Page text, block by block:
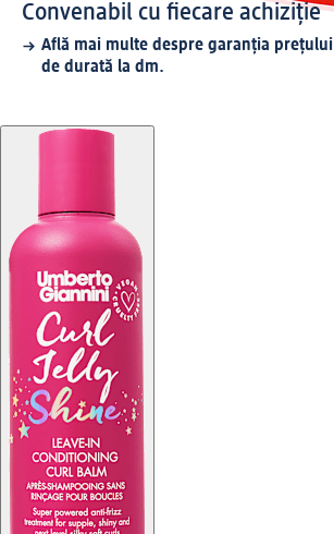
Convenabil cu fiecare achiziție
Află mai multe despre garanția prețului
de durată la dm.